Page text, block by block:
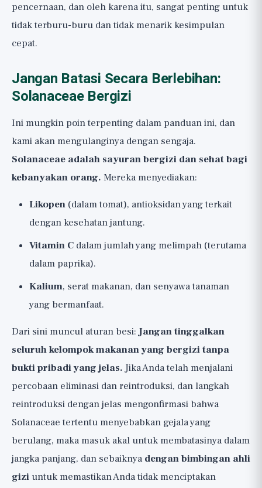
pencernaan, dan oleh karena itu, sangat penting untuk
tidak terburu-buru dan tidak menarik kesimpulan
cepat.
Jangan Batasi Secara Berlebihan:
Solanaceae Bergizi
Ini mungkin poin terpenting dalam panduan ini, dan
kami akan mengulanginya dengan sengaja.
Solanaceae adalah sayuran bergizi dan sehat bagi
kebanyakan orang. Mereka menyediakan:
Likopen (dalam tomat), antioksidan yang terkait
dengan kesehatan jantung.
Vitamin C dalam jumlah yang melimpah (terutama
dalam paprika).
Kalium, serat makanan, dan senyawa tanaman
yang bermanfaat.
Dari sini muncul aturan besi:Jangan tinggalkan
seluruh kelompok makanan yang bergizi tanpa
bukti pribadi yang jelas.Jika Anda telah menjalani
percobaan eliminasi dan reintroduksi, dan langkah
reintroduksi dengan jelas mengonfirmasi bahwa
Solanaceae tertentu menyebabkan gejala yang
berulang, maka masuk akal untuk membatasinya dalam
jangka panjang, dan sebaiknya dengan bimbingan ahli
gizi untuk memastikan Anda tidak menciptakan